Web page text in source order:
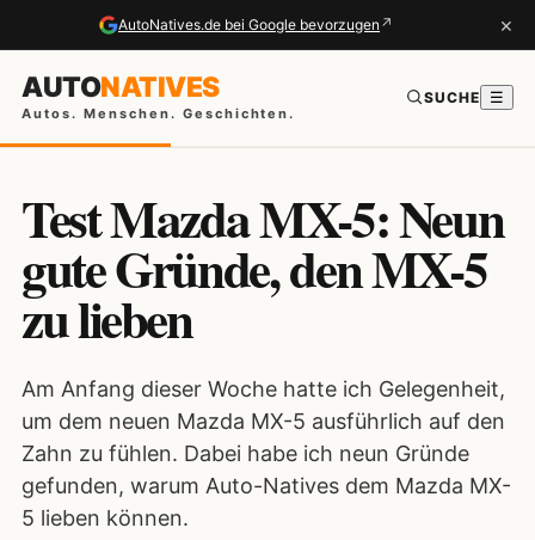
AutoNatives.de bei Google bevorzugen ↗ ×
AUTONATIVES
Autos. Menschen. Geschichten.
SUCHE ☰
Test Mazda MX-5: Neun
gute Gründe, den MX-5
zu lieben
Am Anfang dieser Woche hatte ich Gelegenheit,
um dem neuen Mazda MX-5 ausführlich auf den
Zahn zu fühlen. Dabei habe ich neun Gründe
gefunden, warum Auto-Natives dem Mazda MX-
5 lieben können.